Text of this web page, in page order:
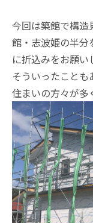
今回は築館で構造
館・志波姫の半分
に折込みをお願い
そういったこと
住まいの方々が多